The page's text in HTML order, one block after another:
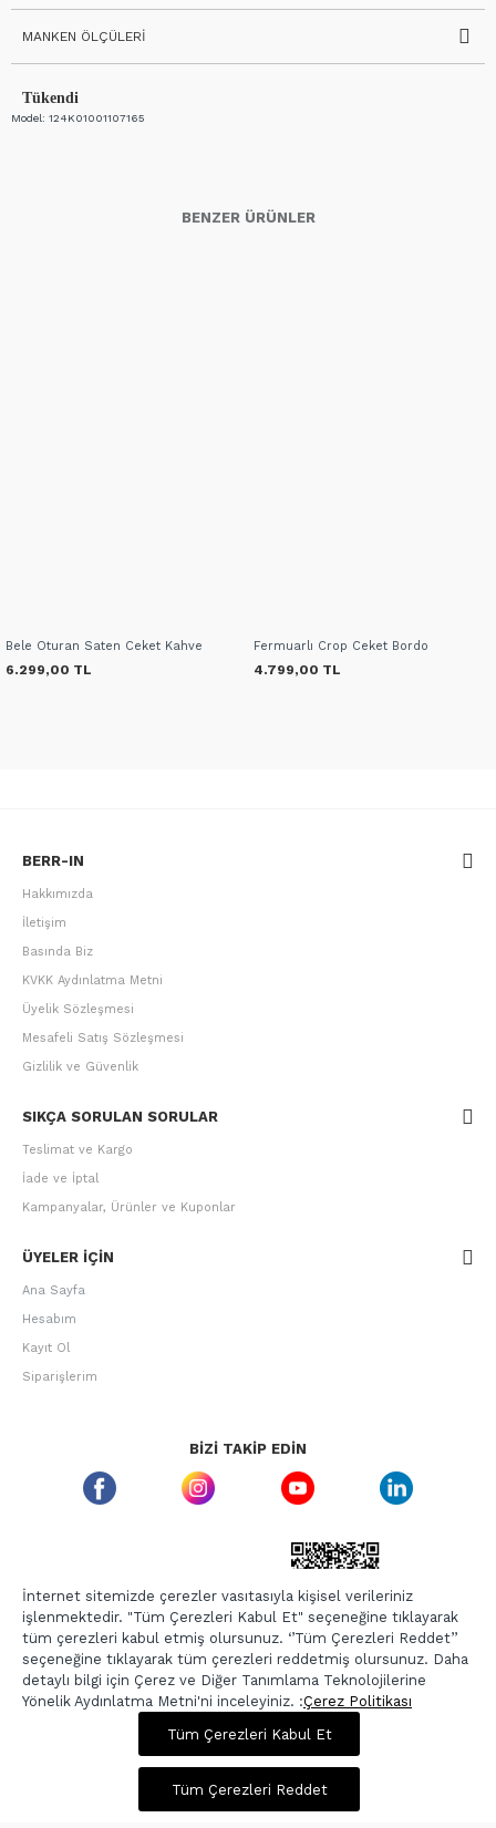
Tükendi
Model: 124K01001107165
1.075,00 TL 4.299,00 TL
Sepette %20 İndirim
MANKEN ÖLÇÜLERI
BENZER ÜRÜNLER
Bele Oturan Saten Ceket Kahve
6.299,00 TL
Fermuarlı Crop Ceket Bordo
4.799,00 TL
BERR-IN
Hakkımızda
İletişim
Basında Biz
KVKK Aydınlatma Metni
Üyelik Sözleşmesi
Mesafeli Satış Sözleşmesi
Gizlilik ve Güvenlik
SIKÇA SORULAN SORULAR
Teslimat ve Kargo
İade ve İptal
Kampanyalar, Ürünler ve Kuponlar
ÜYELER IÇIN
Ana Sayfa
Hesabım
Kayıt Ol
Siparişlerim
BIZI TAKIP EDIN
ETBIS GÜVEN DAMGASI
Copyright © 2026, Berr-In.com, Tüm Hakları Saklıdır.
Tüm Çerezleri Kabul Et
İnternet sitemizde çerezler vasıtasıyla kişisel verileriniz
işlenmektedir. "Tüm Çerezleri Kabul Et" seçeneğine tıklayarak
tüm çerezleri kabul etmiş olursunuz. ‘’Tüm Çerezleri Reddet’’
seçeneğine tıklayarak tüm çerezleri reddetmiş olursunuz. Daha
detaylı bilgi için Çerez ve Diğer Tanımlama Teknolojilerine
Yönelik Aydınlatma Metni'ni inceleyiniz. :Çerez Politikası
Tüm Çerezleri Reddet